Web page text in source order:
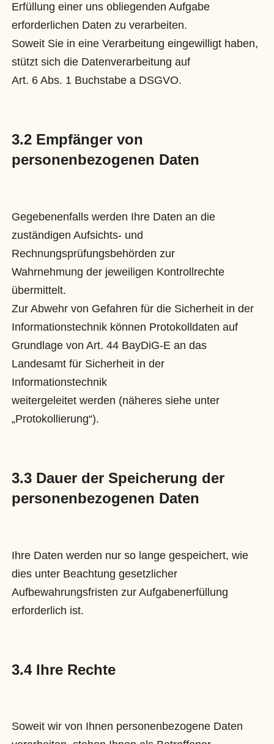
Erfüllung einer uns obliegenden Aufgabe
erforderlichen Daten zu verarbeiten.
Soweit Sie in eine Verarbeitung eingewilligt haben,
stützt sich die Datenverarbeitung auf
Art. 6 Abs. 1 Buchstabe a DSGVO.
3.2 Empfänger von
personenbezogenen Daten
Gegebenenfalls werden Ihre Daten an die
zuständigen Aufsichts- und
Rechnungsprüfungsbehörden zur
Wahrnehmung der jeweiligen Kontrollrechte
übermittelt.
Zur Abwehr von Gefahren für die Sicherheit in der
Informationstechnik können Protokolldaten auf
Grundlage von Art. 44 BayDiG-E an das
Landesamt für Sicherheit in der
Informationstechnik
weitergeleitet werden (näheres siehe unter
„Protokollierung“).
3.3 Dauer der Speicherung der
personenbezogenen Daten
Ihre Daten werden nur so lange gespeichert, wie
dies unter Beachtung gesetzlicher
Aufbewahrungsfristen zur Aufgabenerfüllung
erforderlich ist.
3.4 Ihre Rechte
Soweit wir von Ihnen personenbezogene Daten